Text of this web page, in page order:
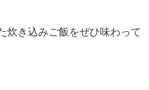
炊き込みご飯をぜひ味わって